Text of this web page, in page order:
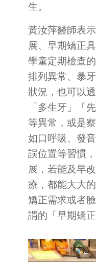
生。
黃汝萍醫師表
展、早期矯正
學童定期檢查
排列異常、暴
狀況，也可以
「多生牙」「
等異常，或是
如口呼吸、發
誤位置等習慣
展，若能及早
療，都能大大
矯正需求或者
謂的「早期矯正